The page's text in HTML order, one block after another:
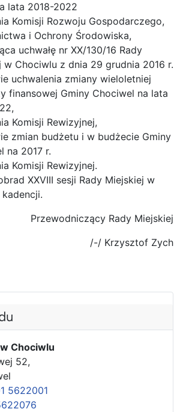
lata 2018-2022
Komisji Rozwoju Gospodarczego,
i Ochrony Środowiska,
uchwałę nr XX/130/16 Rady
w Chociwlu z dnia 29 grudnia 2016 r.
uchwalenia zmiany wieloletniej
finansowej Gminy Chociwel na lata
Komisji Rewizyjnej,
zmian budżetu i w budżecie Gminy
na 2017 r.
Komisji Rewizyjnej.
XXVIII sesji Rady Miejskiej w
Przewodniczący Rady Miejskiej
/-/ Krzysztof Zych
Chociwlu
52,
5622001